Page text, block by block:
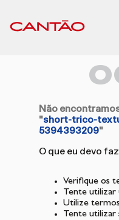
Não
"short-trico-
5394393209"
O que eu devo
Verifique os
Tente utilizar
Utilize termos
Tente utilizar